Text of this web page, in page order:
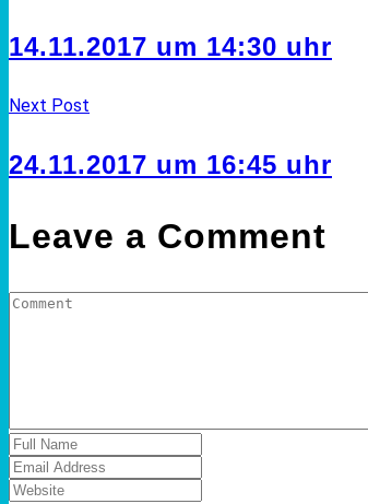
14.11.2017 um 14:30 uhr
Next Post
24.11.2017 um 16:45 uhr
Leave a Comment